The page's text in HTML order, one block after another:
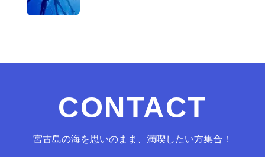
CONTACT
宮古島の海を思いのまま、満喫したい方集合！